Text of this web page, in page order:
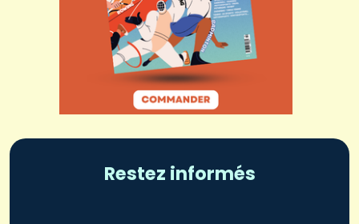
Restez informés